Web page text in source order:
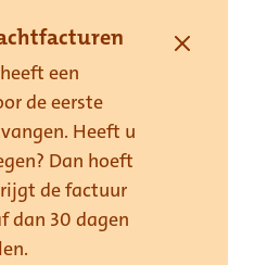
een
de eerste
Heeft u
Dan hoeft
de factuur
dan 30 dagen